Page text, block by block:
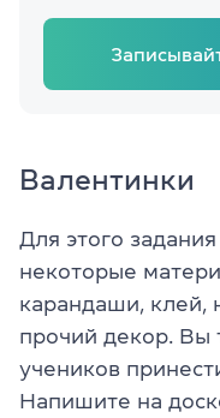
Валентинки
Для этого
некоторые
карандаши, клей,
прочий декор. Вы
учеников
Напишите на